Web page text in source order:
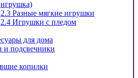
игрушка)
2.3 Разные мягкие игрушки
2.4 Игрушки с пледом
для дома
и подсвечники
копилки